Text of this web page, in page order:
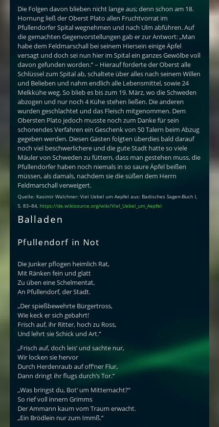
Die Folgen davon blieben nicht lange aus; denn schon am 18.
Hornung ließ der Oberst Plato allen Fruchtvorrat im
Pfullendorfer Spital wegnehmen und nach Ulm abführen. Auf
die gemachten Gegenvorstellungen gab er zur Antwort: „Man
habe dem Feldmarschall bei seinem Hiersein einige Äpfel
versagt und doch sei nun hier im Spital ein ganzes Gewölbe voll
davon gefunden worden.“ – Hierauf forderte der Oberst alle
Schlüssel zum Spital ab, schaltete über alles nach seinem Willen
und Belieben und nahm endlich alle Lebensmittel, sowie 24
Melkkühe weg. So blieb es bis zum 19. März, wo die Schweden
abzogen und nur noch 4 Kühe stehen ließen. Die anderen
wurden geschlachtet und das Fleisch mitgenommen. Dem
Obersten Plato jedoch musste noch zum Danke für sein
schonendes Verfahren ein Geschenk von 50 Talern beim Abzug
gegeben werden. Diesen Gästen folgten überdies bald darauf
noch viel beschwerlichere und die gute Stadt hatte so viele
Mäuler von Schweden zu füttern, dass man gestehen muss, die
Pfullendorfer haben noch niemals in so saure Äpfel beißen
müssen, als damals, nachdem sie die süßen dem Herrn
Feldmarschall verweigert.
Quelle: Kasimir Walchner: Viel Uebel um Aepfel aus: Badisches Sagen-Buch I,
S. 83–84, https://de.wikisource.org/wiki/Viel_Uebel_um_Aepfel
Balladen
Pfullendorf in Not
Die Junker pflogen heimlich Rat,
Mit Ränken fein und glatt
Zu üben eine Schelmentat,
An Pfullendorf, der Stadt.
„Der spießbewehrte Bürgertross,
Wie keck er sich gebahrt!
Frisch auf, ihr Ritter, hoch zu Ross,
Und lehrt sie Schick und Art.“
„Frisch auf, doch leis‘ und sachte nur,
Wir locken sie hervor
Durch Herdenraub auf off’ner Flur,
Dann dringt ihr flugs durch’s Tor.“
„Was bringst du, Bot‘ um Mitternacht?“
So rief voll innern Grimms
Der Ammann kaum vom Traum erwacht.
„Ein Brödlein nur zum Immß.“